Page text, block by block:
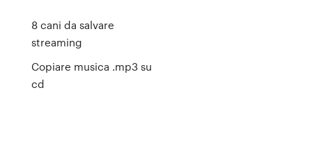
8 cani da salvare
streaming
Copiare musica .mp3 su
cd